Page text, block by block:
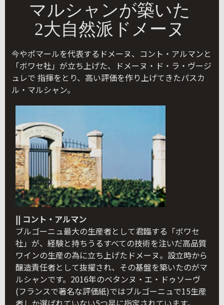
マルシャンが築いた
2大自然派ドメーヌ
今やポマールを代表するドメーヌ、コント・アルマンと
「ボワセ社」が立ち上げた、ドメーヌ・ド・ラ・ヴージ
ュレで 指揮をとり、高い評価を作り上げてきたパスカ
ル・マルシャン。
|| コント・アルマン
ブルゴーニュ最大の生産者として君臨する「ボワセ
社」が、経験と持ちうるすべての技術を注いだ高品質
ワインの生産の為に立ち上げたドメーヌ。設立時から
醸造責任者として抜擢され、その基盤を築いたのがマ
ルシャンです。2016年のベタンヌ・エ・ドゥソーヴ
(フランスで著名な評価紙)ではブルゴーニュで15生産